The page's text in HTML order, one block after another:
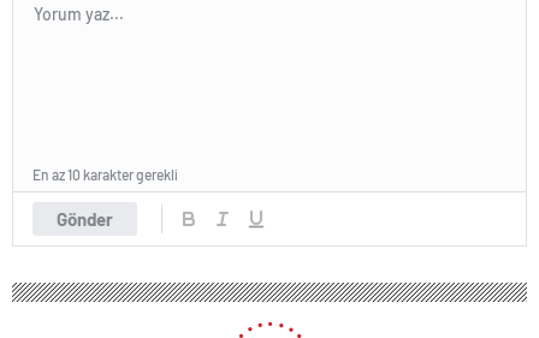
Gönder
En az 10 karakter gerekli